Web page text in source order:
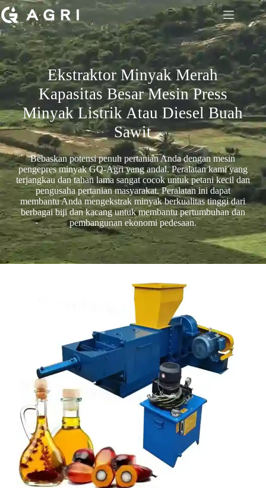
Ekstraktor Minyak Merah
Kapasitas Besar Mesin Press
Minyak Listrik Atau Diesel Buah
Sawit
Bebaskan potensi penuh pertanian Anda dengan mesin
pengepres minyak GQ-Agri yang andal. Peralatan kami yang
terjangkau dan tahan lama sangat cocok untuk petani kecil dan
pengusaha pertanian masyarakat. Peralatan ini dapat
membantu Anda mengekstrak minyak berkualitas tinggi dari
berbagai biji dan kacang untuk membantu pertumbuhan dan
pembangunan ekonomi pedesaan.